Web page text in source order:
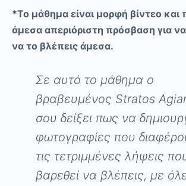
*Το μάθημα είναι μορφή βίντεο και
άμεσα απεριόριστη πρόσβαση για
να το βλέπεις άμεσα.
Σε αυτό το μάθημα ο
βραβευμένος Stratos
σου δείξει πως να
φωτογραφίες που
τις τετριμμένες λήψεις
βαρεθεί να βλέπεις, με